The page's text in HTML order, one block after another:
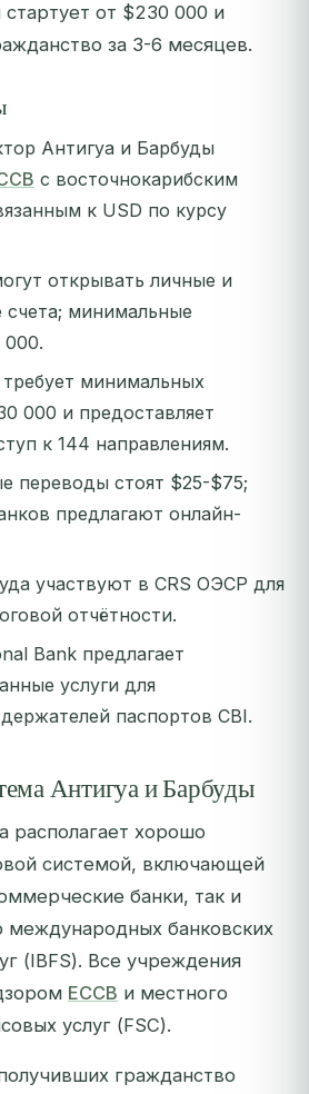
стартует от $230 000 и
за 3-6 месяцев.
Антигуа и Барбуды
с восточнокарибским
к USD по курсу
открывать личные и
счета; минимальные
000.
минимальных
000 и предоставляет
к 144 направлениям.
переводы стоят $25-$75;
предлагают онлайн-
участвуют в CRS ОЭСР для
отчётности.
Bank предлагает
услуги для
паспортов CBI.
Антигуа и Барбуды
располагает хорошо
системой, включающей
банки, так и
банковских
(IBFS). Все учреждения
ECCB и местного
услуг (FSC).
гражданство